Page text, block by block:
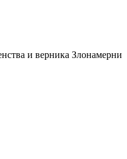
и верника Злонамерни